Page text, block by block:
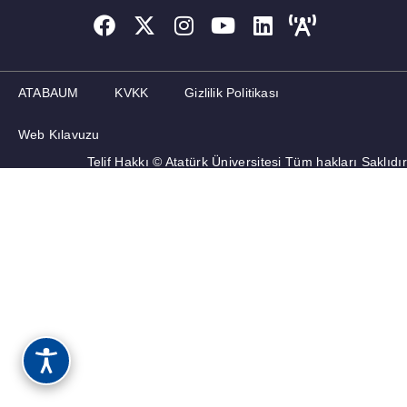
ATABAUM KVKK Gizlilik Politikası
Web Kılavuzu
Telif Hakkı © Atatürk Üniversitesi Tüm hakları Saklıdır